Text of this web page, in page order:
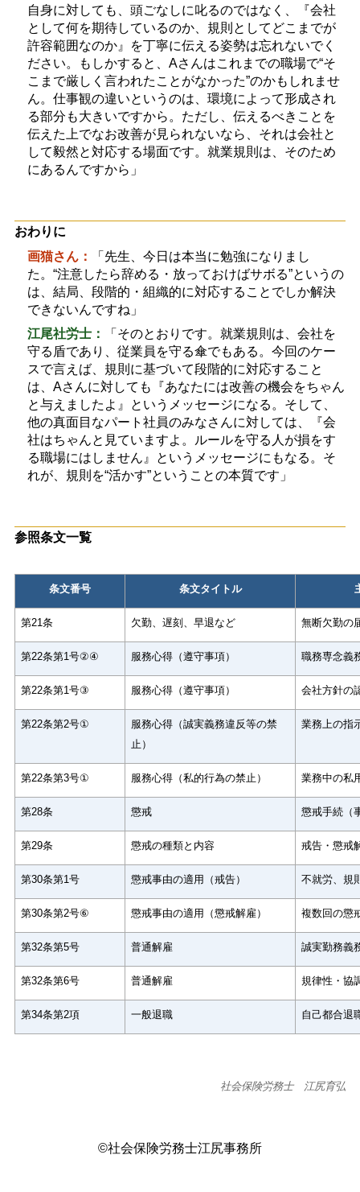
自身に対しても、頭ごなしに叱るのではなく、『会社
として何を期待しているのか、規則としてどこまでが
許容範囲なのか』を丁寧に伝える姿勢は忘れないでく
ださい。もしかすると、 Aさんはこれまでの職場で“そ
こまで厳しく言われたことがなかった”のかもしれませ
ん。仕事観の違いというのは、環境によって形成され
る部分も大きいですから。ただし、伝えるべきことを
伝えた上でなお改善が見られないなら、それは会社と
して毅然と対応する場面です。就業規則は、そのため
にあるんですから」
おわりに
画猫さん：
「先生、今日は本当に勉強になりまし
た。 “注意したら辞める・放っておけばサボる”というの
は、結局、段階的・組織的に対応することでしか解決
できないんですね」
江尾社労士：
「そのとおりです。就業規則は、会社を
守る盾であり、従業員を守る傘でもある。今回のケー
スで言えば、規則に基づいて段階的に対応すること
は、 Aさんに対しても『あなたには改善の機会をちゃん
と与えましたよ』というメッセージになる。そして、
他の真面目なパート社員のみなさんに対しては、『会
社はちゃんと見ていますよ。ルールを守る人が損をす
る職場にはしません』というメッセージにもなる。そ
れが、規則を“活かす”ということの本質です」
参照条文一覧
条文番号 条文タイトル
第21条 欠勤、遅刻、早退など 無断欠勤の
第22条第1号②④ 服務心得（遵守事項） 職務専念義
第22条第1号③ 服務心得（遵守事項） 会社方針の
第22条第2号①
服務心得（誠実義務違反等の禁
止）
業務上の指
第22条第3号① 服務心得（私的行為の禁止） 業務中の私
第28条 懲戒 懲戒手続（
第29条 懲戒の種類と内容 戒告・懲戒
第30条第1号 懲戒事由の適用（戒告） 不就労、規
第30条第2号⑥ 懲戒事由の適用（懲戒解雇） 複数回の懲
第32条第5号 普通解雇 誠実勤務義
第32条第6号 普通解雇 規律性・協
第34条第2項 一般退職 自己都合退
社会保険労務士 江尻育弘
©社会保険労務士江尻事務所